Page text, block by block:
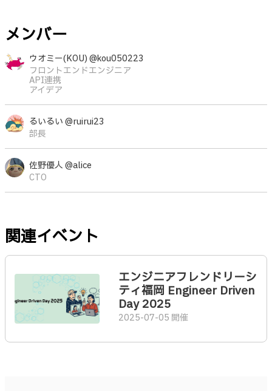
メンバー
ウオミー(KOU) @kou050223
フロントエンドエンジニア
API連携
アイデア
るいるい @ruirui23
部長
佐野優人 @alice
CTO
関連イベント
エンジニアフレンドリーシ
ティ福岡 Engineer Driven
Day 2025
2025-07-05 開催